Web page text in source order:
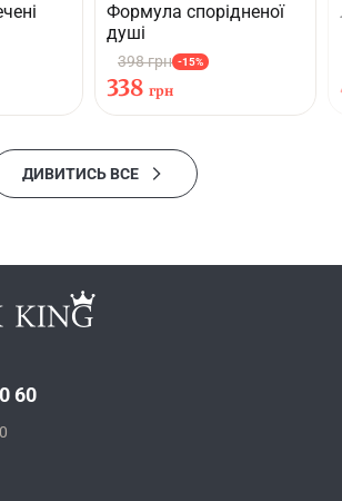
Формула спорідненої
душі
398 грн -15%
338 грн
ДИВИТИСЬ ВСЕ
60